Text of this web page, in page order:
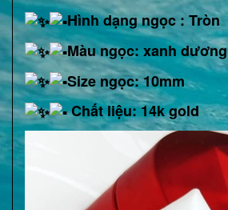
Hình dạng ngọc : Tròn
Màu ngọc: xanh dương
Size ngọc: 10mm
Chất liệu: 14k gold